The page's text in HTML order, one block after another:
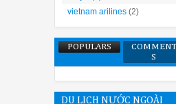
vietnam arilines (2)
POPULARS
COMMENT
S